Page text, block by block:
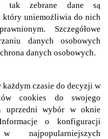
tak zebrane dane są
który uniemożliwia do nich
Szczegółowe
danych osobowych
danych osobowych.
czasie do decyzji w
cookies do swojego
uprzedni wybór w oknie
o konfiguracji